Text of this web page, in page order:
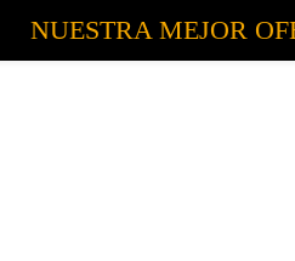
NUESTRA MEJOR